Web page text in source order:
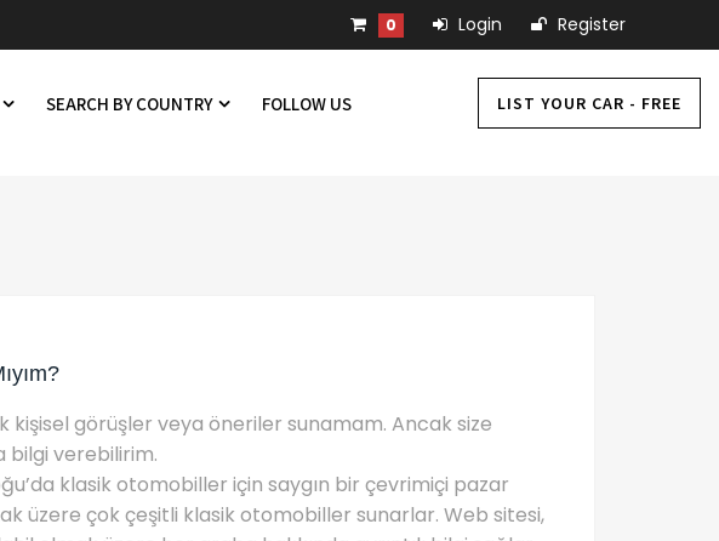
0 Login Register
SEARCH BY COUNTRY FOLLOW US LIST YOUR CAR - FREE
kişisel görüşler veya öneriler sunamam. Ancak size
bilgi verebilirim.
klasik otomobiller için saygın bir çevrimiçi pazar
üzere çok çeşitli klasik otomobiller sunarlar. Web sitesi,